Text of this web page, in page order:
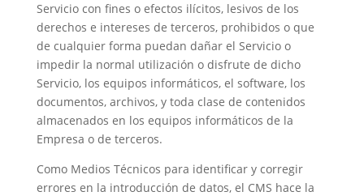
Servicio con fines o efectos ilícitos, lesivos de los
derechos e intereses de terceros, prohibidos o que
de cualquier forma puedan dañar el Servicio o
impedir la normal utilización o disfrute de dicho
Servicio, los equipos informáticos, el software, los
documentos, archivos, y toda clase de contenidos
almacenados en los equipos informáticos de la
Empresa o de terceros.
Como Medios Técnicos para identificar y corregir
errores en la introducción de datos, el CMS hace la